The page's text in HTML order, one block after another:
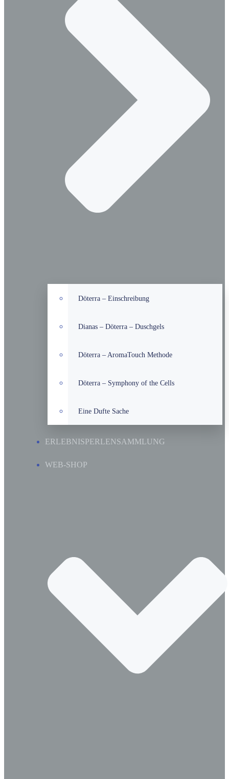
Döterra – Einschreibung
Dianas – Döterra – Duschgels
Döterra – AromaTouch Methode
Döterra – Symphony of the Cells
Eine Dufte Sache
ERLEBNISPERLENSAMMLUNG
WEB-SHOP